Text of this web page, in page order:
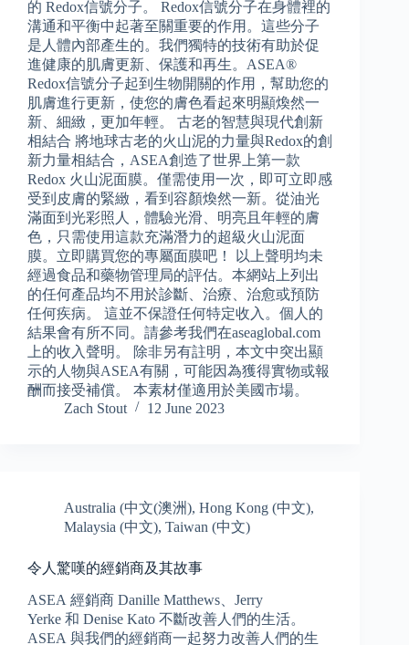
的 Redox信號分子。 Redox信號分子在身體裡的
溝通和平衡中起著至關重要的作用。這些分子
是人體內部產生的。我們獨特的技術有助於促
進健康的肌膚更新、保護和再生。ASEA®
Redox信號分子起到生物開關的作用，幫助您的
肌膚進行更新，使您的膚色看起來明顯煥然一
新、細緻，更加年輕。 古老的智慧與現代創新
相結合 將地球古老的火山泥的力量與Redox的創
新力量相結合，ASEA創造了世界上第一款
Redox 火山泥面膜。僅需使用一次，即可立即感
受到皮膚的緊緻，看到容顏煥然一新。從油光
滿面到光彩照人，體驗光滑、明亮且年輕的膚
色，只需使用這款充滿潛力的超級火山泥面
膜。立即購買您的專屬面膜吧！ 以上聲明均未
經過食品和藥物管理局的評估。本網站上列出
的任何產品均不用於診斷、治療、治愈或預防
任何疾病。 這並不保證任何特定收入。個人的
結果會有所不同。請參考我們在aseaglobal.com
上的收入聲明。 除非另有註明，本文中突出顯
示的人物與ASEA有關，可能因為獲得實物或報
酬而接受補償。 本素材僅適用於美國市場。
Zach Stout
12 June 2023
Australia (中文(澳洲), Hong Kong (中文),
Malaysia (中文), Taiwan (中文)
令人驚嘆的經銷商及其故事
ASEA 經銷商 Danille Matthews、Jerry
Yerke 和 Denise Kato 不斷改善人們的生活。
ASEA 與我們的經銷商一起努力改善人們的生